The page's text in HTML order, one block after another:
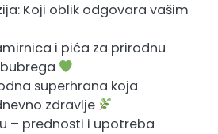
Koji oblik odgovara vašim
i pića za prirodnu
superhrana koja
zdravlje
– prednosti i upotreba